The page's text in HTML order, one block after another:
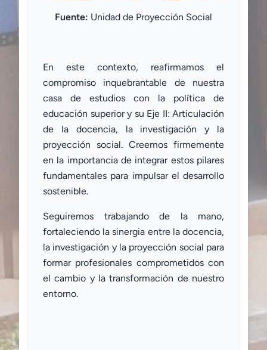
Fuente: Unidad de Proyección Social
En este contexto, reafirmamos el
compromiso inquebrantable de nuestra
casa de estudios con la política de
educación superior y su Eje II: Articulación
de la docencia, la investigación y la
proyección social. Creemos firmemente
en la importancia de integrar estos pilares
fundamentales para impulsar el desarrollo
sostenible.
Seguiremos trabajando de la mano,
fortaleciendo la sinergia entre la docencia,
la investigación y la proyección social para
formar profesionales comprometidos con
el cambio y la transformación de nuestro
entorno.